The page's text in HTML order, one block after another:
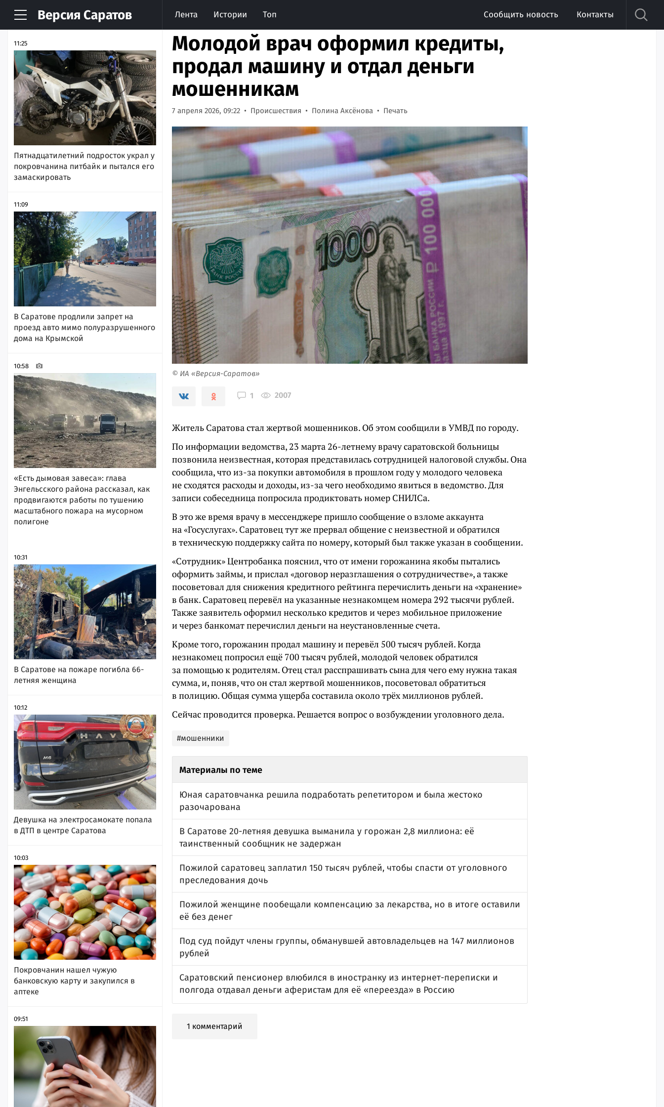
Версия Саратов Лента Истории Топ Сообщить новость Контакты
НОВОСТИ АРХИВ
11:25
Пятнадцатилетний подросток украл у
покровчанина питбайк и пытался его
замаскировать
11:09
В Саратове продлили запрет на
проезд авто мимо полуразрушенного
дома на Крымской
10:58
«Есть дымовая завеса»: глава
Энгельсского района рассказал, как
продвигаются работы по тушению
масштабного пожара на мусорном
полигоне
10:31
В Саратове на пожаре погибла 66-
летняя женщина
10:12
Девушка на электросамокате попала
в ДТП в центре Саратова
10:03
Покровчанин нашел чужую
банковскую карту и закупился в
аптеке
09:51
Молодой врач оформил кредиты,
продал машину и отдал деньги
мошенникам
7 апреля 2026, 09:22 Происшествия Полина Аксёнова Печать
© ИА «Версия-Саратов»
1 2007
Житель Саратова стал жертвой мошенников. Об этом сообщили в УМВД по городу.
По информации ведомства, 23 марта 26-летнему врачу саратовской больницы
позвонила неизвестная, которая представилась сотрудницей налоговой службы. Она
сообщила, что из-за покупки автомобиля в прошлом году у молодого человека
не сходятся расходы и доходы, из-за чего необходимо явиться в ведомство. Для
записи собеседница попросила продиктовать номер СНИЛСа.
В это же время врачу в мессенджере пришло сообщение о взломе аккаунта
на «Госуслугах». Саратовец тут же прервал общение с неизвестной и обратился
в техническую поддержку сайта по номеру, который был также указан в сообщении.
«Сотрудник» Центробанка пояснил, что от имени горожанина якобы пытались
оформить займы, и прислал «договор неразглашения о сотрудничестве», а также
посоветовал для снижения кредитного рейтинга перечислить деньги на «хранение»
в банк. Саратовец перевёл на указанные незнакомцем номера 292 тысячи рублей.
Также заявитель оформил несколько кредитов и через мобильное приложение
и через банкомат перечислил деньги на неустановленные счета.
Кроме того, горожанин продал машину и перевёл 500 тысяч рублей. Когда
незнакомец попросил ещё 700 тысяч рублей, молодой человек обратился
за помощью к родителям. Отец стал расспрашивать сына для чего ему нужна такая
сумма, и, поняв, что он стал жертвой мошенников, посоветовал обратиться
в полицию. Общая сумма ущерба составила около трёх миллионов рублей.
Сейчас проводится проверка. Решается вопрос о возбуждении уголовного дела.
#мошенники
Материалы по теме
Юная саратовчанка решила подработать репетитором и была жестоко
разочарована
В Саратове 20-летняя девушка выманила у горожан 2,8 миллиона: её
таинственный сообщник не задержан
Пожилой саратовец заплатил 150 тысяч рублей, чтобы спасти от уголовного
преследования дочь
Пожилой женщине пообещали компенсацию за лекарства, но в итоге оставили
её без денег
Под суд пойдут члены группы, обманувшей автовладельцев на 147 миллионов
рублей
Саратовский пенсионер влюбился в иностранку из интернет-переписки и
полгода отдавал деньги аферистам для её «переезда» в Россию
1 комментарий